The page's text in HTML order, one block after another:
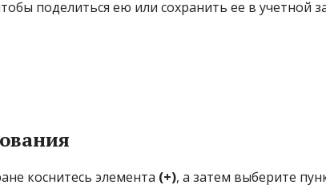
поделиться ею или сохранить ее в учетной
коснитесь элемента (+), а затем выберите